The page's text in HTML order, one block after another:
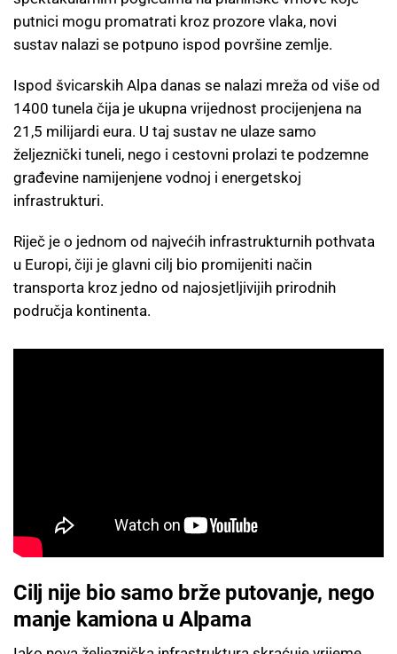
putnici mogu promatrati kroz prozore vlaka, novi
sustav nalazi se potpuno ispod površine zemlje.
Ispod švicarskih Alpa danas se nalazi mreža od više od
1400 tunela čija je ukupna vrijednost procijenjena na
21,5 milijardi eura. U taj sustav ne ulaze samo
željeznički tuneli, nego i cestovni prolazi te podzemne
građevine namijenjene vodnoj i energetskoj
infrastrukturi.
Riječ je o jednom od najvećih infrastrukturnih pothvata
u Europi, čiji je glavni cilj bio promijeniti način
transporta kroz jedno od najosjetljivijih prirodnih
područja kontinenta.
Cilj nije bio samo brže putovanje, nego
manje kamiona u Alpama